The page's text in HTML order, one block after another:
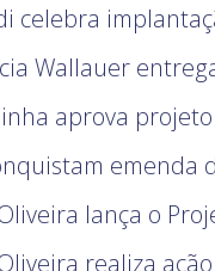
celebra
Wallauer
aprova
emenda
lança o
realiza